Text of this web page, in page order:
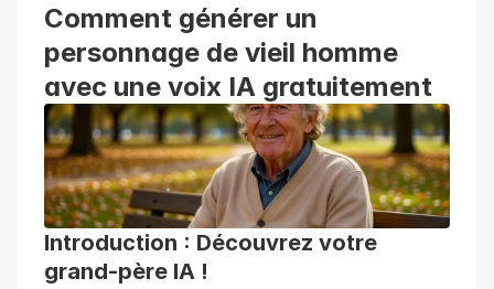
Comment générer un
personnage de vieil homme
avec une voix IA gratuitement
Introduction : Découvrez votre
grand-père IA !